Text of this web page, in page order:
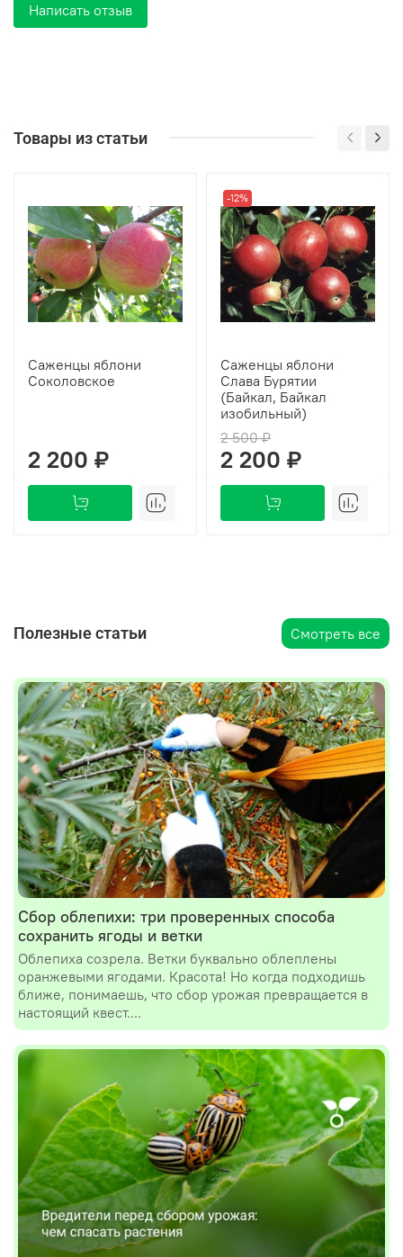
Написать отзыв
Товары из статьи
Саженцы яблони
Соколовское
2 200 ₽
-12%
Саженцы яблони
Слава Бурятии
(Байкал, Байкал
изобильный)
2 500 ₽
2 200 ₽
Полезные статьи Смотреть все
Сбор облепихи: три проверенных способа
сохранить ягоды и ветки
Облепиха созрела. Ветки буквально облеплены
оранжевыми ягодами. Красота! Но когда подходишь
ближе, понимаешь, что сбор урожая превращается в
настоящий квест....